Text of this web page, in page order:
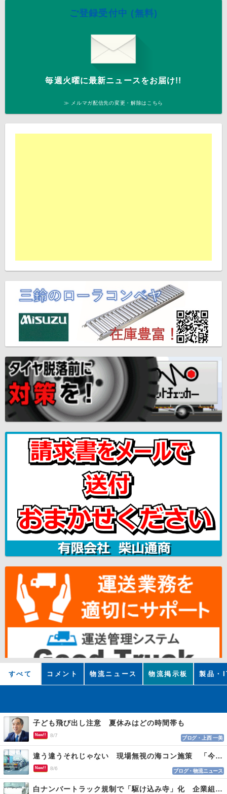
ご登録受付中 (無料)
毎週火曜に最新ニュースをお届け!!
≫ メルマガ配信先の変更・解除はこちら
すべて コメント 物流ニュース 物流掲示板 製品・
子ども飛び出し注意 夏休みはどの時間帯も
New!! 8/7 ブログ・上西 一美
違う違うそれじゃない 現場無視の海コン施策 「今でも平均２～３時間は待つ」
New!! 8/6 ブログ・物流ニュース
白ナンバートラック規制で「駆け込み寺」化 企業組合が入会基準を見直しへ